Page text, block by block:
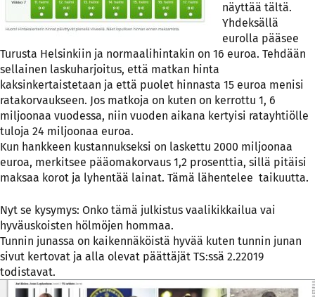
näyttää tältä.
Yhdeksällä
eurolla pääsee
Turusta Helsinkiin ja normaalihintakin on 16 euroa. Tehdään
sellainen laskuharjoitus, että matkan hinta
kaksinkertaistetaan ja että puolet hinnasta 15 euroa menisi
ratakorvaukseen. Jos matkoja on kuten on kerrottu 1, 6
miljoonaa vuodessa, niin vuoden aikana kertyisi ratayhtiölle
tuloja 24 miljoonaa euroa.
Kun hankkeen kustannukseksi on laskettu 2000 miljoonaa
euroa, merkitsee pääomakorvaus 1,2 prosenttia, sillä pitäisi
maksaa korot ja lyhentää lainat. Tämä lähentelee taikuutta.
Nyt se kysymys: Onko tämä julkistus vaalikikkailua vai
hyväuskoisten hölmöjen hommaa.
Tunnin junassa on kaikennäköistä hyvää kuten tunnin junan
sivut kertovat ja alla olevat päättäjät TS:ssä 2.22019
todistavat.